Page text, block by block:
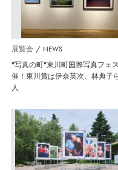
展覧会 NEWS
”写真の町”東川町国際写真フェ
催！東川賞は伊奈英次、林典子
人